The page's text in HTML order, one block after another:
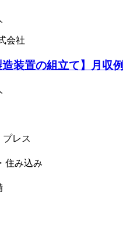
会社
造装置の組立て】月
プレス
住み込み